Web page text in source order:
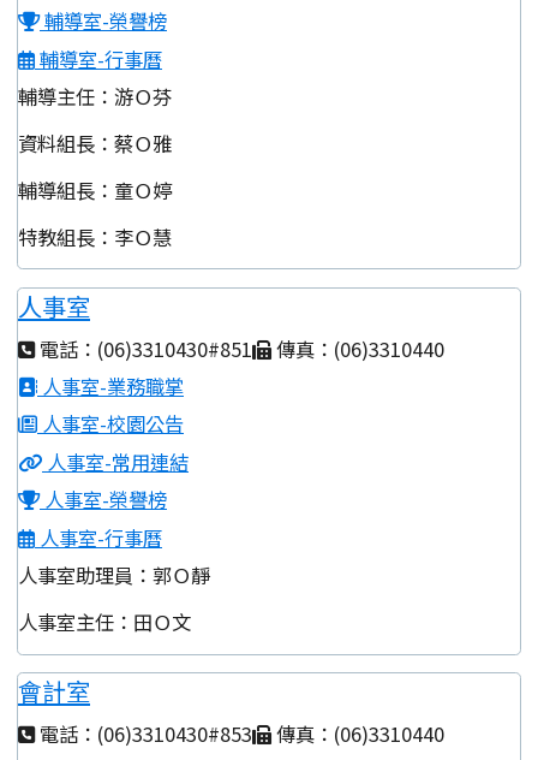
輔導室-榮譽榜
輔導室-行事曆
輔導主任：游Ｏ芬
資料組長：蔡Ｏ雅
輔導組長：童Ｏ婷
特教組長：李Ｏ慧
人事室
電話：(06)3310430#851
傳真：(06)3310440
人事室-業務職掌
人事室-校園公告
人事室-常用連結
人事室-榮譽榜
人事室-行事曆
人事室助理員：郭Ｏ靜
人事室主任：田Ｏ文
會計室
電話：(06)3310430#853
傳真：(06)3310440